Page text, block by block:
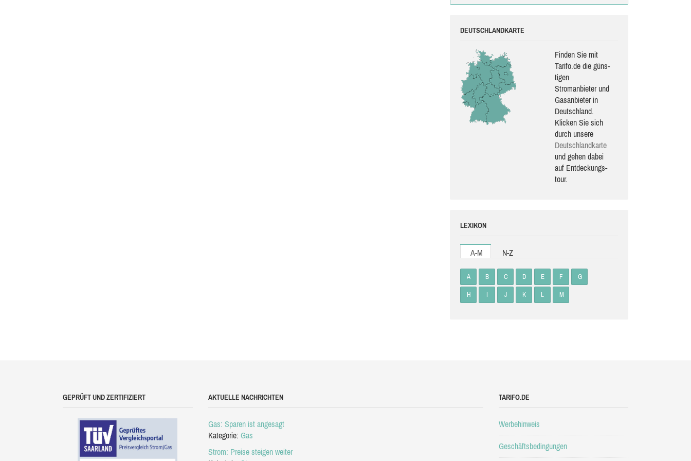
DEUTSCHLANDKARTE
Finden Sie mit
Tarifo.de die güns­
ti­gen
Stromanbieter und
Gasanbieter in
Deutschland.
Klicken Sie sich
durch unsere
Deutsch­land­karte
und gehen dabei
auf Ent­de­ckungs­
tour.
LEXIKON
A-M N-Z
A B C D E F G
H I J K L M
GEPRÜFT UND ZERTIFIZIERT AKTUELLE NACHRICHTEN
Gas: Sparen ist angesagt
Kategorie: Gas
Strom: Preise steigen weiter
TARIFO.DE
Werbehinweis
Geschäftsbedingungen